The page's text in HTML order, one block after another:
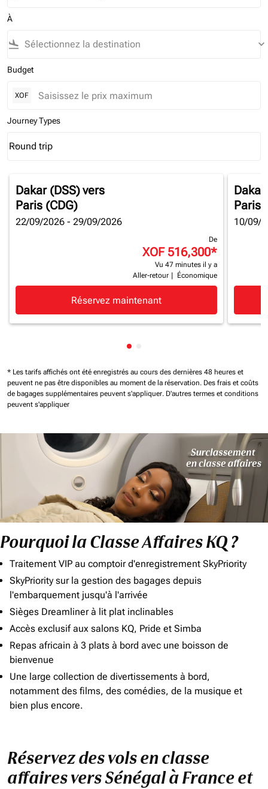
À
flight_land keyboard_arrow_down
Budget
XOF
Journey Types
Journey Types option Round trip Selected
Round trip
keyboard_arrow_down
Dakar (DSS)vers
Paris (CDG)
22/09/2026 - 29/09/2026
De
XOF 516,300*
Vu 47 minutes il y a
Aller-retour
Économique
Réservez maintenant
Dakar
Paris
10/09/
Affichage de cmp-pagination-
* Les tarifs affichés ont été enregistrés au cours des dernières 48 heures et
peuvent ne pas être disponibles au moment de la réservation. Des frais et coûts
de bagages supplémentaires peuvent s'appliquer. D'autres termes et conditions
peuvent s'appliquer
Pourquoi la Classe Affaires KQ ?
Traitement VIP au comptoir d'enregistrement SkyPriority
SkyPriority sur la gestion des bagages depuis
l'embarquement jusqu'à l'arrivée
Sièges Dreamliner à lit plat inclinables
Accès exclusif aux salons KQ, Pride et Simba
Repas africain à 3 plats à bord avec une boisson de
bienvenue
Une large collection de divertissements à bord,
notamment des films, des comédies, de la musique et
bien plus encore.
Réservez des vols en classe
affaires vers Sénégal à France et